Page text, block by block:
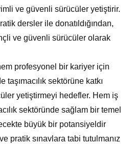
ve güvenli sürücüler yetiştirir.
dersler ile donatıldığından,
ve güvenli sürücüler olarak
profesyonel bir kariyer için
taşımacılık sektörüne katkı
yetiştirmeyi hedefler. Hem iş
sektöründe sağlam bir temel
büyük bir potansiyeldir
pratik sınavlara tabi tutulmanız